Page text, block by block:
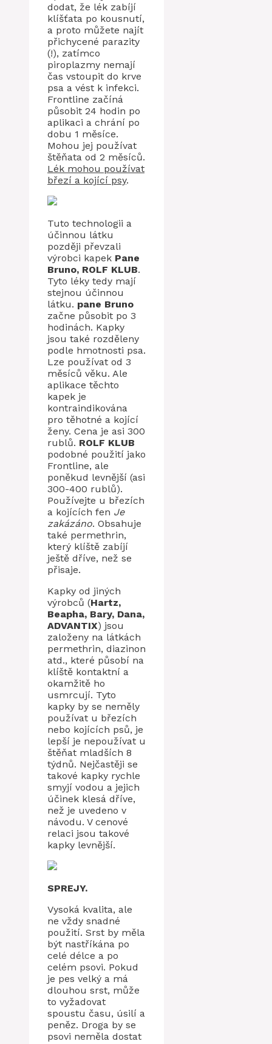
dodat, že lék zabíjí
klíšťata po kousnutí,
a proto můžete najít
přichycené parazity
(!), zatímco
piroplazmy nemají
čas vstoupit do krve
psa a vést k infekci.
Frontline začíná
působit 24 hodin po
aplikaci a chrání po
dobu 1 měsíce.
Mohou jej používat
štěňata od 2 měsíců.
Lék mohou používat
březí a kojící psy.
Tuto technologii a
účinnou látku
později převzali
výrobci kapek Pane
Bruno, ROLF KLUB.
Tyto léky tedy mají
stejnou účinnou
látku. pane Bruno
začne působit po 3
hodinách. Kapky
jsou také rozděleny
podle hmotnosti psa.
Lze používat od 3
měsíců věku. Ale
aplikace těchto
kapek je
kontraindikována
pro těhotné a kojící
ženy. Cena je asi 300
rublů. ROLF KLUB
podobné použití jako
Frontline, ale
poněkud levnější (asi
300-400 rublů).
Používejte u březích
a kojících fen Je
zakázáno. Obsahuje
také permethrin,
který klíště zabíjí
ještě dříve, než se
přisaje.
Kapky od jiných
výrobců (Hartz,
Beapha, Bary, Dana,
ADVANTIX) jsou
založeny na látkách
permethrin, diazinon
atd., které působí na
klíště kontaktní a
okamžitě ho
usmrcují. Tyto
kapky by se neměly
používat u březích
nebo kojících psů, je
lepší je nepoužívat u
štěňat mladších 8
týdnů. Nejčastěji se
takové kapky rychle
smyjí vodou a jejich
účinek klesá dříve,
než je uvedeno v
návodu. V cenové
relaci jsou takové
kapky levnější.
SPREJY.
Vysoká kvalita, ale
ne vždy snadné
použití. Srst by měla
být nastříkána po
celé délce a po
celém psovi. Pokud
je pes velký a má
dlouhou srst, může
to vyžadovat
spoustu času, úsilí a
peněz. Droga by se
psovi neměla dostat